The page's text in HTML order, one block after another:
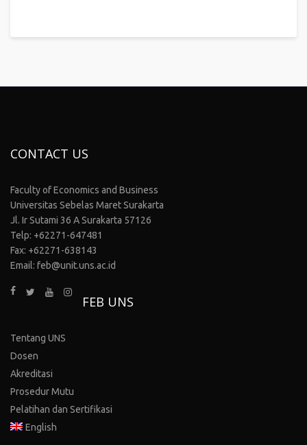
CONTACT US
Faculty of Economics and Business
Universitas Sebelas Maret Surakarta
Jl. Ir Sutami 36 A Surakarta 57126
Telp: +62271-647481
Fax: +62271-638143
Email: feb@unit.uns.ac.id
FEB UNS
Tentang UNS
Dosen
Akreditasi
Prosedur Mutu
Pelatihan dan Sertifikasi
English